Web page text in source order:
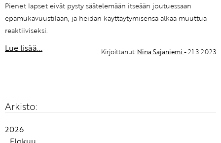
Pienet lapset eivät pysty säätelemään itseään joutuessaan
epämukavuustilaan, ja heidän käyttäytymisensä alkaa muuttua
reaktiiviseksi.
Lue lisää... Kirjoittanut: Nina Sajaniemi - 21.3.2023
Arkisto:
2026